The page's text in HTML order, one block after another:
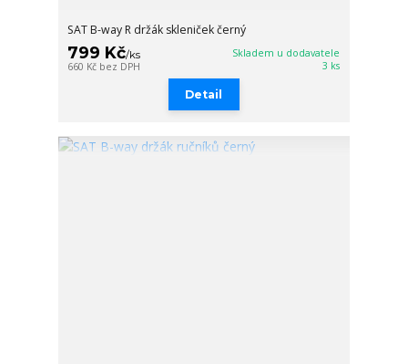
SAT B-way R držák skleniček černý
799 Kč/ks
660 Kč bez DPH
Skladem u dodavatele
3 ks
Detail